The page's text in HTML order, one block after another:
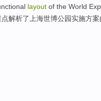
layout of the World
解析了 上海世博公园实施方案